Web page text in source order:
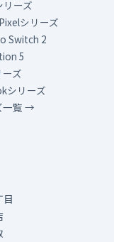
リーズ
シリーズ
Switch 2
5
ズ
シリーズ
一覧 →
目